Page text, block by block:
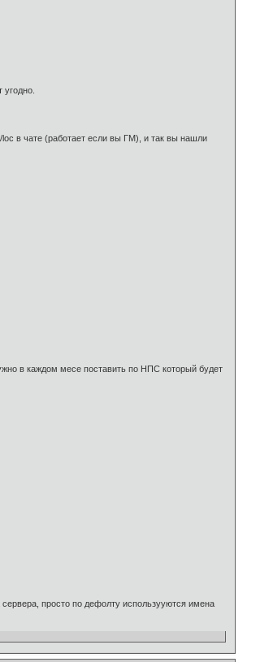
loc в чате (работает если вы ГМ), и так вы нашли
в каждом месе поставить по НПС который будет
просто по дефолту использууются имена